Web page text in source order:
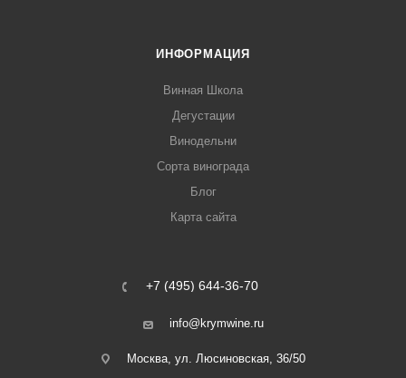
ИНФОРМАЦИЯ
Винная Школа
Дегустации
Винодельни
Сорта винограда
Блог
Карта сайта
+7 (495) 644-36-70
info@krymwine.ru
Москва, ул. Люсиновская, 36/50